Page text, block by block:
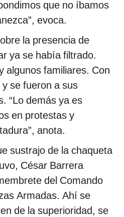
que no íbamos
evoca.
la presencia de
ya se había filtrado.
algunos familiares. Con
se fueron a sus
“Lo demás ya es
en protestas y
anota.
sustrajo de la chaqueta
César Barrera
del Comando
Armadas. Ahí se
de la superioridad, se